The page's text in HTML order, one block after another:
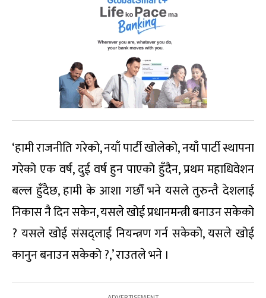
‘हामी राजनीति गरेको, नयाँ पार्टी खोलेको, नयाँ पार्टी स्थापना
गरेको एक वर्ष, दुई वर्ष हुन पाएको हुँदैन, प्रथम महाधिवेशन
बल्ल हुँदैछ, हामी के आशा गर्छौं भने यसले तुरुन्तै देशलाई
निकास नै दिन सकेन, यसले खोई प्रधानमन्त्री बनाउन सकेको
? यसले खोई संसद्लाई नियन्त्रण गर्न सकेको, यसले खोई
कानुन बनाउन सकेको ?,’ राउतले भने ।